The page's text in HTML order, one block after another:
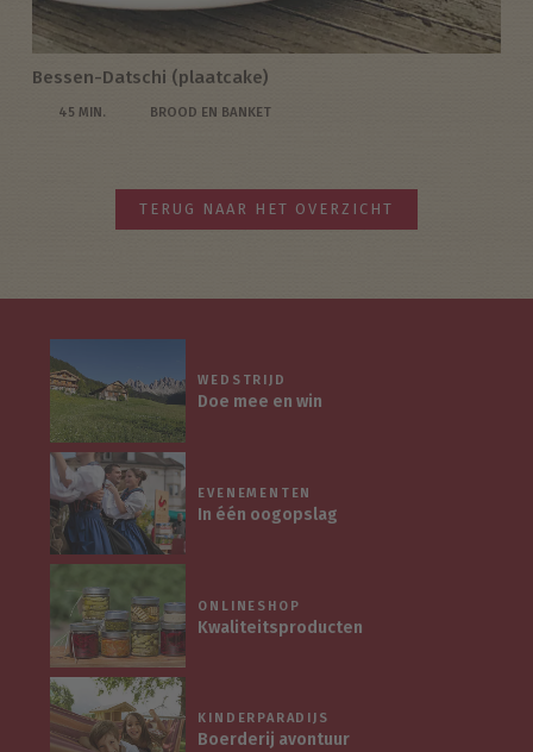
Bessen-Datschi (plaatcake)
45 MIN. BROOD EN BANKET
TERUG NAAR HET OVERZICHT
WEDSTRIJD
Doe mee en win
EVENEMENTEN
In één oogopslag
ONLINESHOP
Kwaliteitsproducten
KINDERPARADIJS
Boerderij avontuur